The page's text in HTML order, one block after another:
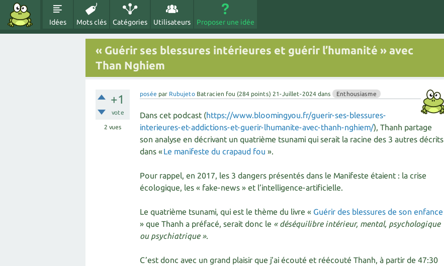
Idées Mots clés Catégories Utilisateurs Proposer une idée
« Guérir ses blessures intérieures et guérir l’humanité » avec
Than Nghiem
+1
vote
2 vues
posée par Rubujeto Batracien fou (284 points) 21-Juillet-2024 dans Enthousiasme
Dans cet podcast (https://www.bloomingyou.fr/guerir-ses-blessures-
interieures-et-addictions-et-guerir-lhumanite-avec-thanh-nghiem/), Thanh partage
son analyse en décrivant un quatrième tsunami qui serait la racine des 3 autres décrits
dans «Le manifeste du crapaud fou ».
Pour rappel, en 2017, les 3 dangers présentés dans le Manifeste étaient : la crise
écologique, les « fake-news » et l’intelligence-artificielle.
Le quatrième tsunami, qui est le thème du livre « Guérir des blessures de son enfance
» que Thanh a préfacé, serait donc le « déséquilibre intérieur, mental, psychologique
ou psychiatrique ».
C’est donc avec un grand plaisir que j’ai écouté et réécouté Thanh, à partir de 47:30